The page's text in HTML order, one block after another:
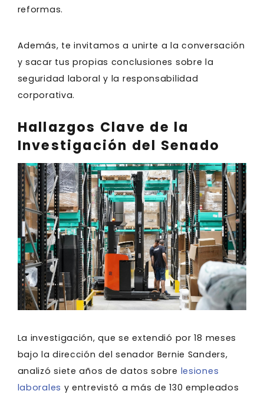
reformas.
Además, te invitamos a unirte a la conversación
y sacar tus propias conclusiones sobre la
seguridad laboral y la responsabilidad
corporativa.
Hallazgos Clave de la
Investigación del Senado
La investigación, que se extendió por 18 meses
bajo la dirección del senador Bernie Sanders,
analizó siete años de datos sobre lesiones
laborales y entrevistó a más de 130 empleados